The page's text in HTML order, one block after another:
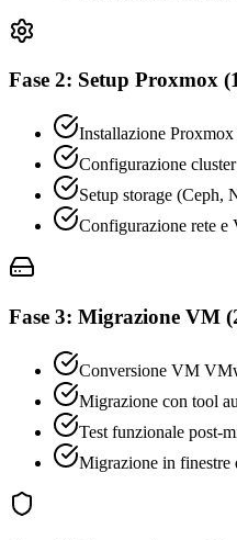
Fase 2: Setup Proxmox
Installazione
Configurazione
Setup storage (Ceph,
Configurazione rete
Fase 3: Migrazione VM
Conversione VM
Migrazione con tool
Test funzionale post-
Migrazione in finestre